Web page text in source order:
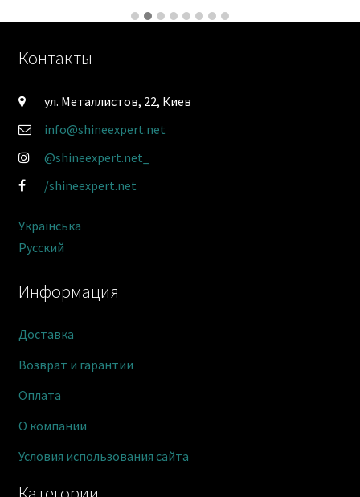
Информация
Доставка
Возврат и гарантии
Оплата
О компании
Условия использования сайта
Контакты
ул. Металлистов, 22, Киев
info@shineexpert.net
@shineexpert.net_
/shineexpert.net
Українська
Русский